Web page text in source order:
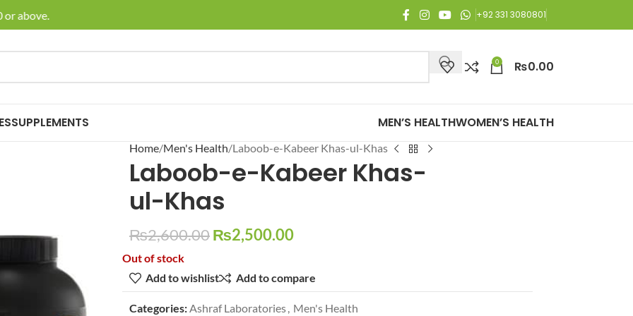
above. 🚚 Enjoy Free Shipping on all orders of Rs. 3,000 or above.
+92 331 3080801
0 ₨0.00
SUPPLEMENTS MEN’S HEALTHWOMEN’S HEALTH
Home Men's Health Laboob-e-Kabeer Khas-ul-Khas
Laboob-e-Kabeer Khas-
ul-Khas
₨2,600.00₨2,500.00
Out of stock
Add to wishlist
Add to compare
Categories:Ashraf Laboratories, Men's Health